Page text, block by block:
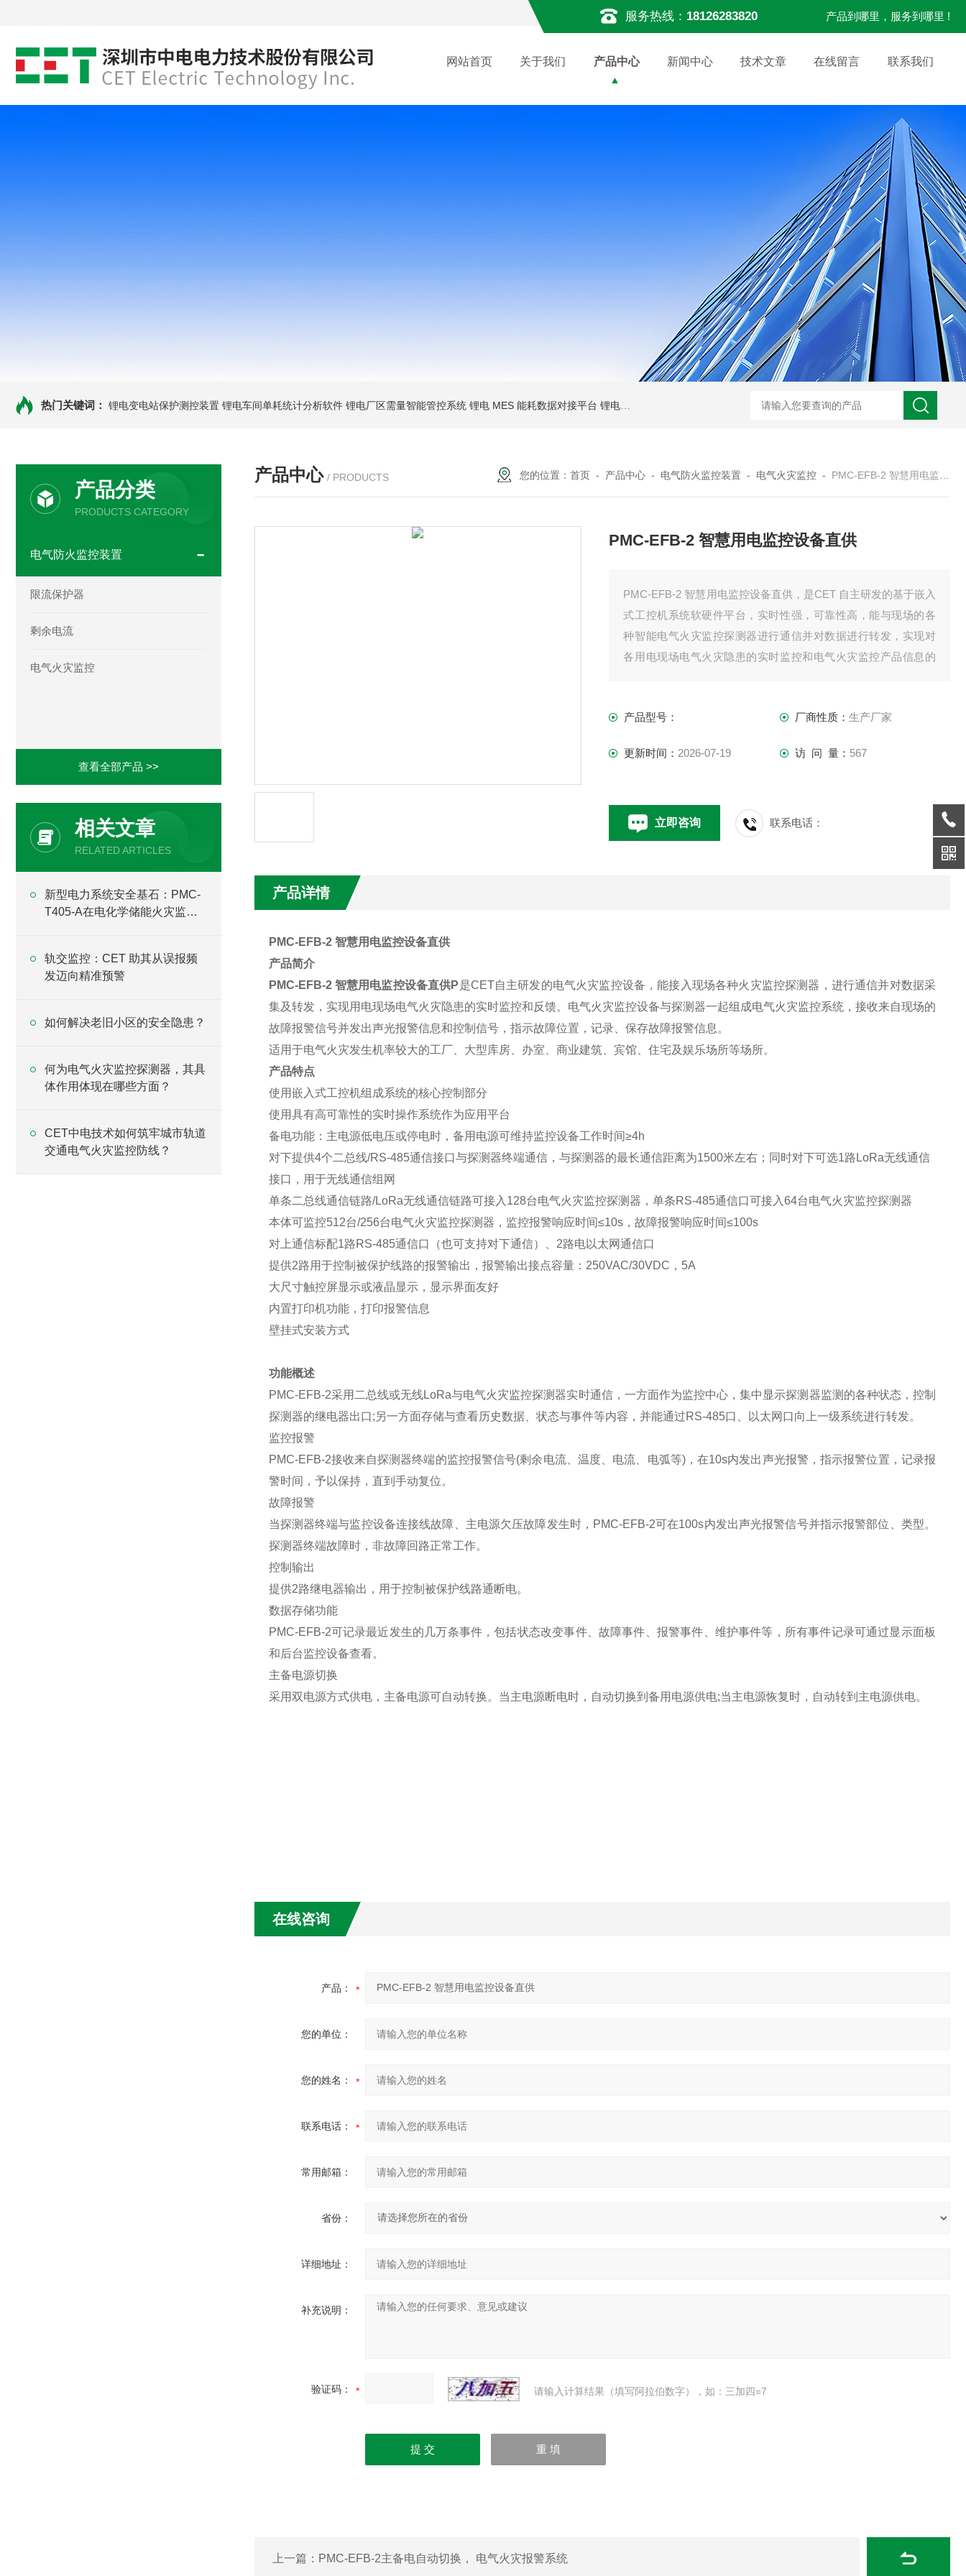
服务热线： 18126283820 产品到哪里，服务到哪里 !
网站首页 关于我们 产品中心 新闻中心 技术文章 在线留言 联系我们
热门关键词： 锂电变电站保护测控装置 锂电车间单耗统计分析软件 锂电厂区需量智能管控系统 锂电 MES 能耗数据对接平台 锂电空压制冷 AI 优化系统 智能制造锂电 EMS 管控系统 电池厂动力设备集中监控
产品分类
PRODUCTS CATEGORY
电气防火监控装置
限流保护器
剩余电流
电气火灾监控
查看全部产品 >>
相关文章
RELATED ARTICLES
新型电力系统安全基石：PMC-
T405-A在电化学储能火灾监测
轨交监控：CET 助其从误报频
发迈向精准预警
如何解决老旧小区的安全隐患？
何为电气火灾监控探测器，其具
体作用体现在哪些方面？
CET中电技术如何筑牢城市轨道
交通电气火灾监控防线？
产品中心 / PRODUCTS 您的位置：首页 - 产品中心 - 电气防火监控装置 - 电气火灾监控 - PMC-EFB-2 智慧用电监控设备直供
PMC-EFB-2 智慧用电监控设备直供
PMC-EFB-2 智慧用电监控设备直供，是CET 自主研发的基于嵌入
式工控机系统软硬件平台，实时性强，可靠性高，能与现场的各
种智能电气火灾监控探测器进行通信并对数据进行转发，实现对
各用电现场电气火灾隐患的实时监控和电气火灾监控产品信息的
息。
产品型号： 厂商性质： 生产厂家
更新时间： 2026-07-19 访 问 量： 567
立即咨询 联系电话：
产品详情
PMC-EFB-2 智慧用电监控设备直供
产品简介
PMC-EFB-2 智慧用电监控设备直供P是CET自主研发的电气火灾监控设备，能接入现场各种火灾监控探测器，进行通信并对数据采
集及转发，实现用电现场电气火灾隐患的实时监控和反馈。电气火灾监控设备与探测器一起组成电气火灾监控系统，接收来自现场的
故障报警信号并发出声光报警信息和控制信号，指示故障位置，记录、保存故障报警信息。
适用于电气火灾发生机率较大的工厂、大型库房、办室、商业建筑、宾馆、住宅及娱乐场所等场所。
产品特点
使用嵌入式工控机组成系统的核心控制部分
使用具有高可靠性的实时操作系统作为应用平台
备电功能：主电源低电压或停电时，备用电源可维持监控设备工作时间≥4h
对下提供4个二总线/RS-485通信接口与探测器终端通信，与探测器的最长通信距离为1500米左右；同时对下可选1路 LoRa无线通信
接口，用于无线通信组网
单条二总线通信链路/LoRa无线通信链路可接入 128台电气火灾监控探测器，单条RS-485通信口可接入64台电气火灾监控探测器
本体可监控512台/256台电气火灾监控探测器，监控报警响应时间≤10s，故障报警响应时间≤100s
对上通信标配1路RS-485通信口（也可支持对下通信）、 2路电以太网通信口
提供2路用于控制被保护线路的报警输出，报警输出接点容量： 250VAC/30VDC ， 5A
大尺寸触控屏显示或液晶显示，显示界面友好
内置打印机功能，打印报警信息
壁挂式安装方式
功能概述
PMC-EFB-2采用二总线或无线LoRa与电气火灾监控探测器实时通信，一方面作为监控中心，集中显示探测器监测的各种状态，控制
探测器的继电器出口;另一方面存储与查看历史数据、状态与事件等内容，并能通过RS-485口、以太网口向上一级系统进行转发。
监控报警
PMC-EFB-2接收来自探测器终端的监控报警信号(剩余电流、温度、电流、电弧等)，在10s内发出声光报警，指示报警位置，记录报
警时间，予以保持，直到手动复位。
故障报警
当探测器终端与监控设备连接线故障、主电源欠压故障发生时，PMC-EFB-2可在100s内发出声光报警信号并指示报警部位、类型。
探测器终端故障时，非故障回路正常工作。
控制输出
提供2路继电器输出，用于控制被保护线路通断电。
数据存储功能
PMC-EFB-2可记录最近发生的几万条事件，包括状态改变事件、故障事件、报警事件、维护事件等，所有事件记录可通过显示面板
和后台监控设备查看。
主备电源切换
采用双电源方式供电，主备电源可自动转换。当主电源断电时，自动切换到备用电源供电;当主电源恢复时，自动转到主电源供电。
在线咨询
产品：
您的单位：
您的姓名：
联系电话：
常用邮箱：
省份：
详细地址：
补充说明：
验证码： 请输入计算结果（填写阿拉伯数字），如：三加四=7
上一篇： PMC-EFB-2主备电自动切换， 电气火灾报警系统